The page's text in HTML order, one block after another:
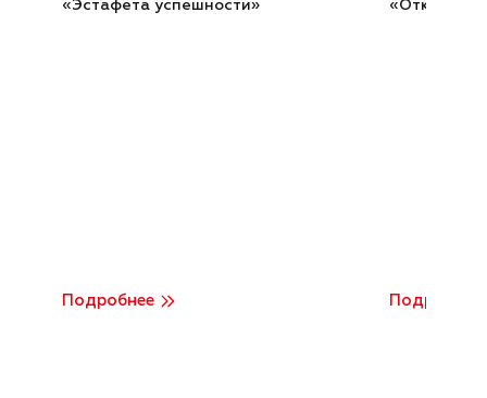
«Эстафета успешности»
Подробнее
«Открыто
Подробнее